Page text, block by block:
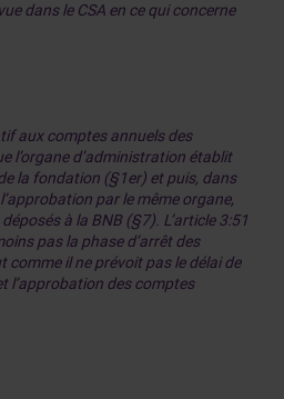
dans le CSA en ce qui concerne
aux comptes annuels des
l’organe d’administration établit
la fondation (§1er) et puis, dans
par le même organe,
à la BNB (§7). L’article 3:51
pas la phase d’arrêt des
comme il ne prévoit pas le délai de
l’approbation des comptes